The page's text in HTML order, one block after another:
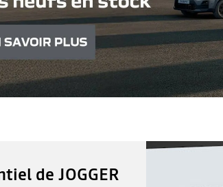
de JOGGER